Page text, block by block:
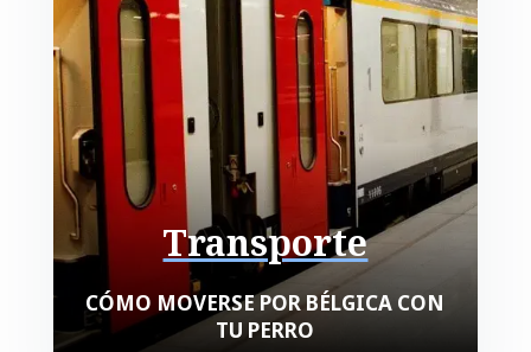
Transporte
CÓMO MOVERSE POR BÉLGICA CON
TU PERRO